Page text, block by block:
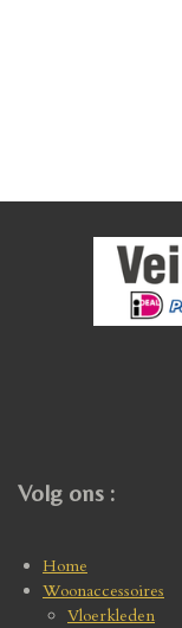
Volg ons :
Home
Woonaccessoires
Vloerkleden